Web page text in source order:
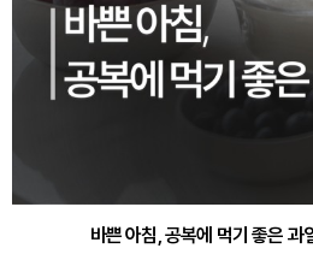
바쁜 아침, 공복에 먹기 좋은